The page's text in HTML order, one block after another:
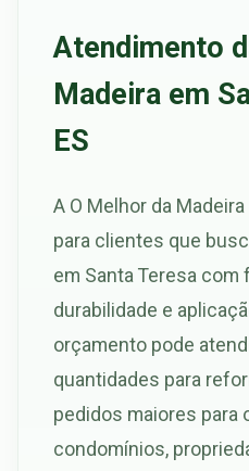
Atendimento
Madeira em
ES
A O Melhor da
para clientes que
em Santa Teresa com
durabilidade e
orçamento pode
quantidades para
pedidos maiores para
condomínios,